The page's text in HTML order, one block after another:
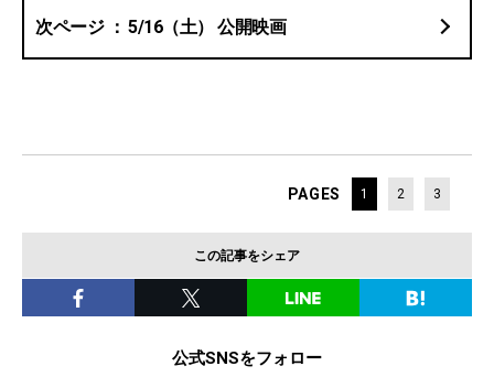
5/16（土） 公開映画
PAGES 1 2 3
この記事をシェア
公式SNSをフォロー